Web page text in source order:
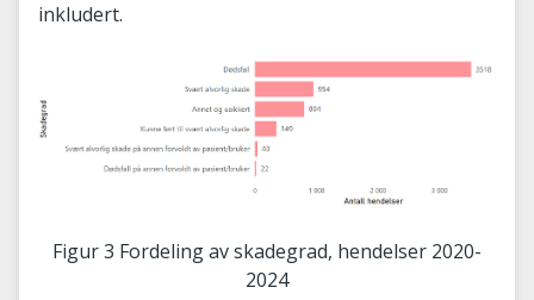
inkludert.
Figur 3 Fordeling av skadegrad, hendelser 2020-
2024